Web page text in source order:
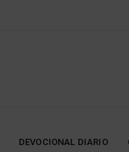
DEVOCIONAL DIARIO